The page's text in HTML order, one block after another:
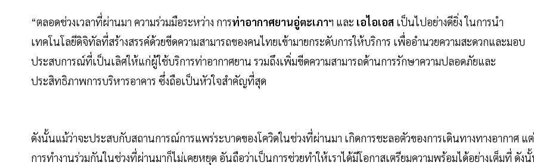
“ตลอดช่วงเวลาที่ผ่านมา ความร่วมมือระหว่าง การท่าอากาศยานอู่ตะเภาฯ และ เอไอเอส เป็นไปอย่างดียิ่ง ในการนำ
เทคโนโลยีดิจิทัลที่สร้างสรรค์ด้วยขีดความสามารถของคนไทยเข้ามายกระดับการให้บริการ เพื่ออำนวยความสะดวกและมอบ
ประสบการณ์ที่เป็นเลิศให้แก่ผู้ใช้บริการท่าอากาศยาน รวมถึงเพิ่มขีดความสามารถด้านการรักษาความปลอดภัยและ
ประสิทธิภาพการบริหารอาคาร ซึ่งถือเป็นหัวใจสำคัญที่สุด
ดังนั้นแม้ว่าจะประสบกับสถานการณ์การแพร่ระบาดของโควิดในช่วงที่ผ่านมา เกิดการชะลอตัวของการเดินทางทางอากาศ แต่
การทำงานร่วมกันในช่วงที่ผ่านมาก็ไม่เคยหยุด อันถือว่าเป็นการช่วยทำให้เราได้มีโอกาสเตรียมความพร้อมได้อย่างเต็มที่ ดัง